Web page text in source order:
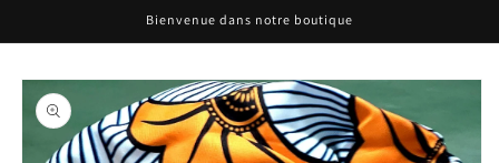
Bienvenue dans notre boutique
Passer aux
informations
produits